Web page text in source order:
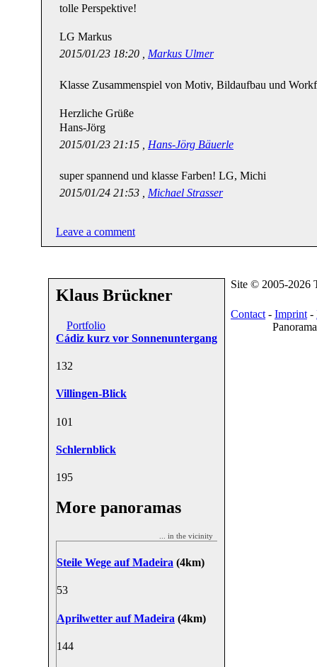
tolle Perspektive!
LG Markus
2015/01/23 18:20 , Markus Ulmer
Klasse Zusammenspiel von Motiv, Bildaufbau und
Herzliche Grüße
Hans-Jörg
2015/01/23 21:15 , Hans-Jörg Bäuerle
super spannend und klasse Farben! LG, Michi
2015/01/24 21:53 , Michael Strasser
Leave a comment
Klaus Brückner
Portfolio
Cádiz kurz vor Sonnenuntergang
132
Villingen-Blick
101
Schlernblick
195
More panoramas
... in the vicinity
Steile Wege auf Madeira (4km)
53
Aprilwetter auf Madeira (4km)
144
Site © 2005-2026
Contact - Imprint -